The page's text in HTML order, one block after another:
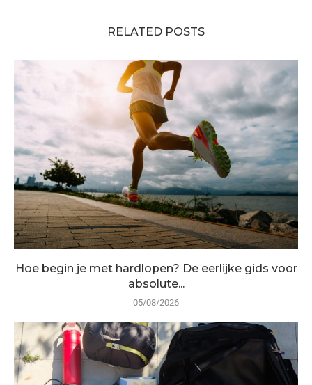
RELATED POSTS
Hoe begin je met hardlopen? De eerlijke gids voor
absolute...
05/08/2026